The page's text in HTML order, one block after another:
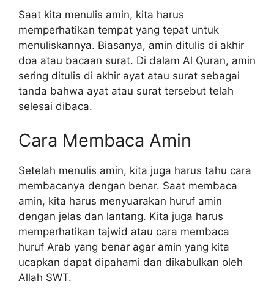
Saat kita menulis amin, kita harus
memperhatikan tempat yang tepat untuk
menuliskannya. Biasanya, amin ditulis di akhir
doa atau bacaan surat. Di dalam Al Quran, amin
sering ditulis di akhir ayat atau surat sebagai
tanda bahwa ayat atau surat tersebut telah
selesai dibaca.
Cara Membaca Amin
Setelah menulis amin, kita juga harus tahu cara
membacanya dengan benar. Saat membaca
amin, kita harus menyuarakan huruf amin
dengan jelas dan lantang. Kita juga harus
memperhatikan tajwid atau cara membaca
huruf Arab yang benar agar amin yang kita
ucapkan dapat dipahami dan dikabulkan oleh
Allah SWT.